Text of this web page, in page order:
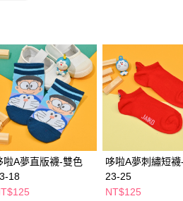
卡、不需儲值。
認證，即可結帳。
，再付款。
】
後付」後，將跳轉至「AFTEE先享後付」
額後，即可完成結帳。
繳費通知簡訊。
點擊此簡訊中的連結，可透過四大超商／
付款，方視為交易完成。
立刻繳費，但若您需要取消訂單，請聯絡
消之訂單仍視為有效，需透過AFTEE先享
上)免運費
上)免運費
上)免運費
啦A夢直版襪-雙色
18
哆啦A夢刺繡短
23-25
NT$125